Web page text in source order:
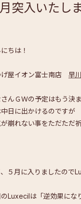
突入いたし
ちは！
屋イオン富士南店 早川
んＧＷの予定はもう決
日に出かけるのですが
崩れない事をただただ
５月に入りましたので
Luxecilは「逆効果にな